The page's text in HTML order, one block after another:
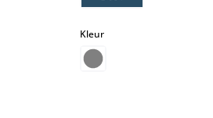
niet beschikbaar.)
Kleurselect